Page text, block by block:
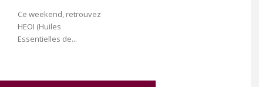
Ce weekend, retrouvez
HEOI (Huiles
Essentielles de...